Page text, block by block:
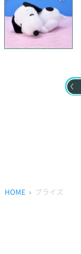
HOME プライズ